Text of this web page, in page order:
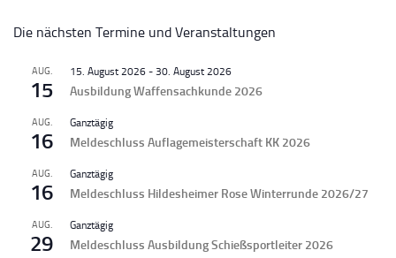
Die nächsten Termine und Veranstaltungen
AUG.
15
15. August 2026 - 30. August 2026
Ausbildung Waffensachkunde 2026
AUG.
16
Ganztägig
Meldeschluss Auflagemeisterschaft KK 2026
AUG.
16
Ganztägig
Meldeschluss Hildesheimer Rose Winterrunde 2026/27
AUG.
29
Ganztägig
Meldeschluss Ausbildung Schießsportleiter 2026